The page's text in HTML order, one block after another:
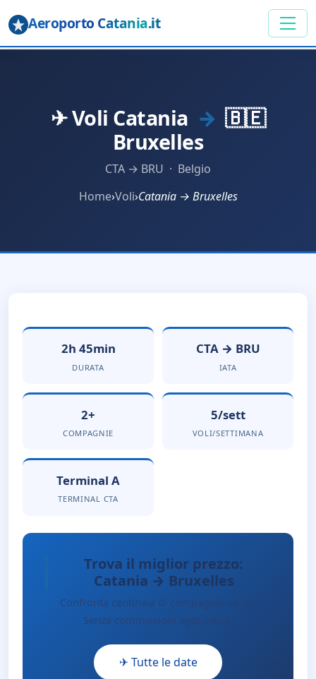
Aeroporto Catania.it
✈ Voli Catania → 🇧🇪
Bruxelles
CTA → BRU · Belgio
Home›Voli›Catania → Bruxelles
2h 45min
DURATA
CTA → BRU
IATA
2+
COMPAGNIE
5/sett
VOLI/SETTIMANA
Terminal A
TERMINAL CTA
Trova il miglior prezzo:
Catania → Bruxelles
Confronta centinaia di compagnie aeree.
Senza commissioni aggiuntive.
✈ Tutte le date